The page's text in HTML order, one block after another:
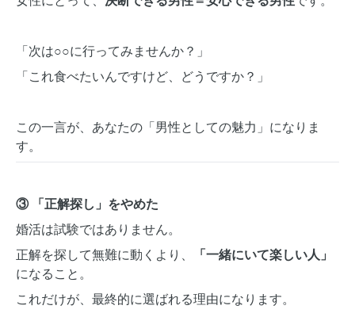
「次は○○に行ってみませんか？」
「これ食べたいんですけど、どうですか？」
この一言が、あなたの「男性としての魅力」になりま
す。
③ 「正解探し」をやめた
婚活は試験ではありません。
正解を探して無難に動くより、
「一緒にいて楽しい人」
になること。
これだけが、最終的に選ばれる理由になります。